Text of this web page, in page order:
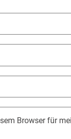
Browser für